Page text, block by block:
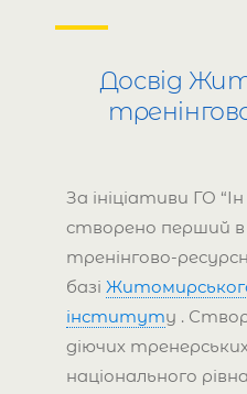
Досвід
За ініціативи ГО
створено перший в
тренінгово-
базі
інституту .
діючих
національного